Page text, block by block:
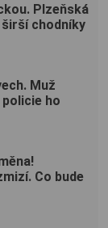
Plzeňská
chodníky
Muž
ho
Co bude